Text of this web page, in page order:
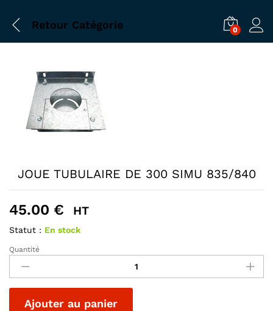
Retour Catégorie 0
JOUE TUBULAIRE DE 300 SIMU 835/840
45.00 € HT
Statut : En stock
JOUE
TUBULAIRE
DE
300
SIMU
Quantité
Ajouter au panier